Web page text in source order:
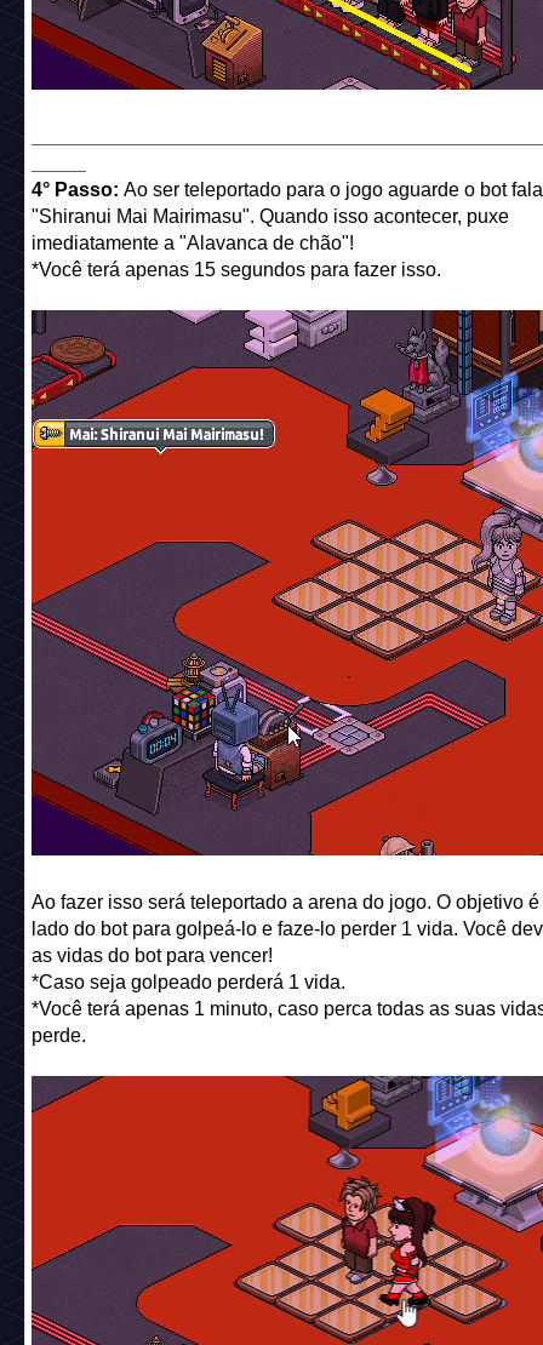
4° Passo: Ao ser teleportado para o jogo aguarde o bot
"Shiranui Mai Mairimasu". Quando isso acontecer, puxe
imediatamente a "Alavanca de chão"!
*Você terá apenas 15 segundos para fazer isso.
Ao fazer isso será teleportado a arena do jogo. O objetivo
lado do bot para golpeá-lo e faze-lo perder 1 vida. Você
as vidas do bot para vencer!
*Caso seja golpeado perderá 1 vida.
*Você terá apenas 1 minuto, caso perca todas as suas
perde.